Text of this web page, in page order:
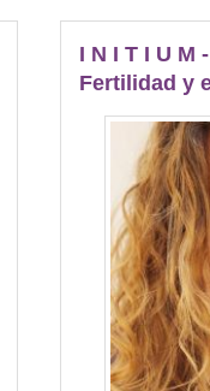
I N I T I U M
Fertilidad y